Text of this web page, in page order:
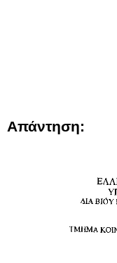
Απάντηση: